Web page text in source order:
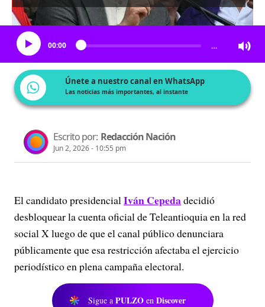
Escucha el artículo
00:00 …
Únete a nuestro canal en WhatsApp
Las noticias más importantes, al instante
Escrito por: Redacción Nación
Jun 2, 2026 - 10:55 pm
El candidato presidencialIván Cepedadecidió
desbloquear la cuenta oficial de Teleantioquia en la red
social X luego de que el canal público denunciara
públicamente que esa restricción afectaba el ejercicio
periodístico en plena campaña electoral.
Sigue a PULZO en Discover